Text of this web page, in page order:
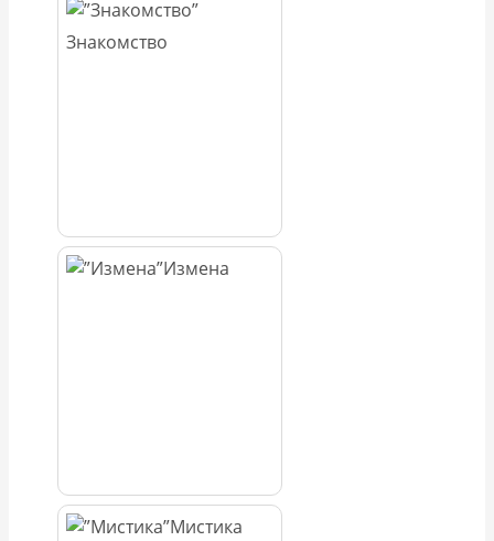
Знакомство
Измена
Мистика